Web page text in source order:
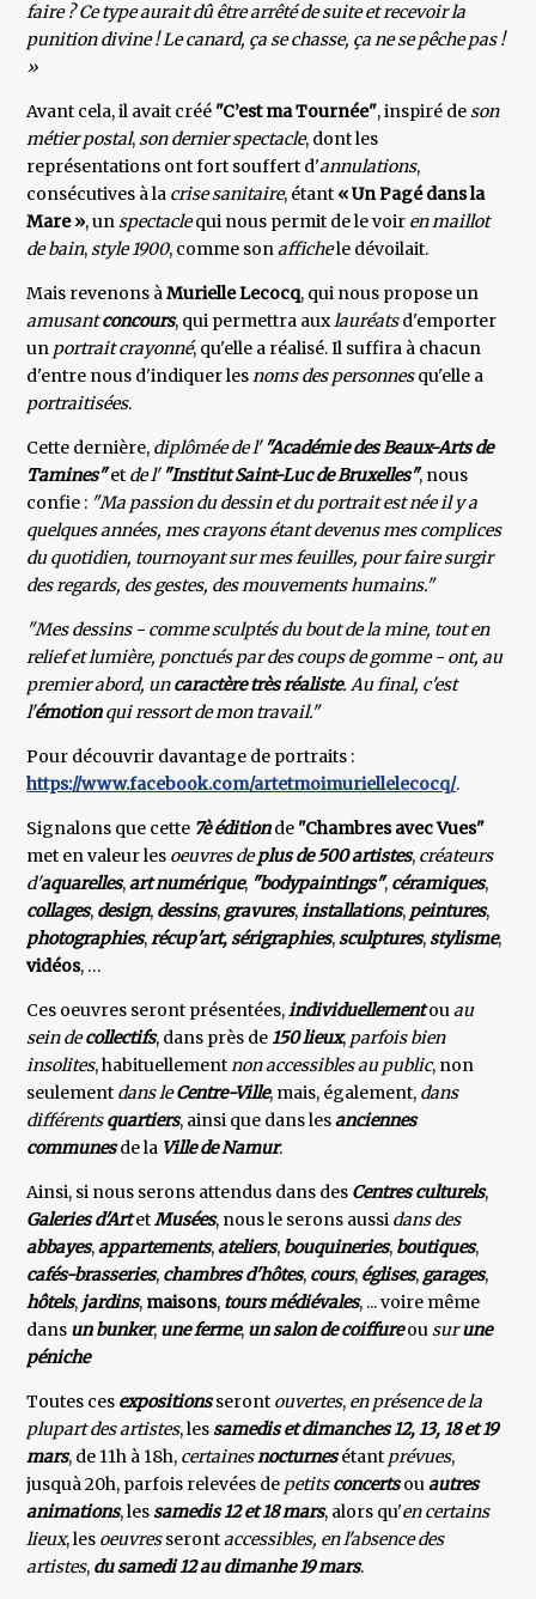
faire ? Ce type aurait dû être arrêté de suite et recevoir la
punition divine ! Le canard, ça se chasse, ça ne se pêche pas !
»
Avant cela, il avait créé "C’est ma Tournée", inspiré deson
métier postal,son dernier spectacle, dont les
représentations ont fort souffert d'annulations,
consécutives à la crise sanitaire, étant « Un Pagé dans la
Mare », unspectaclequi nous permit de le voir en maillot
de bain,style 1900, comme sonaffichele dévoilait.
Mais revenons àMurielle Lecocq, qui nous propose un
amusantconcours, qui permettra auxlauréatsd'emporter
un portrait crayonné, qu'elle a réalisé. Il suffira à chacun
d'entre nous d'indiquer lesnoms des personnesqu'elle a
portraitisées.
Cette dernière, diplômée de l'"Académie des Beaux-Arts de
Tamines"et de l' "Institut Saint-Luc de Bruxelles", nous
confie : "Ma passion du dessin et du portrait est née il y a
quelques années, mes crayons étant devenus mes complices
du quotidien, tournoyant sur mes feuilles, pour faire surgir
des regards, des gestes, des mouvements humains."
"Mes dessins - comme sculptés du bout de la mine, tout en
relief et lumière, ponctués par des coups de gomme - ont, au
premier abord, uncaractère très réaliste. Au final, c'est
l'émotionqui ressort de mon travail."
Pour découvrir davantage de portraits :
https://www.facebook.com/artetmoimuriellelecocq/.
Signalons que cette 7è éditionde "Chambres avec Vues"
met en valeur les oeuvres deplus de 500 artistes, créateurs
d'aquarelles,art numérique, "bodypaintings", céramiques,
collages, design, dessins, gravures,installations, peintures,
photographies,récup'art,sérigraphies,sculptures,stylisme,
vidéos, …
Ces oeuvres seront présentées,individuellementouau
sein decollectifs, dans près de 150 lieux, parfois bien
insolites, habituellementnon accessibles au public, non
seulement dans leCentre-Ville, mais, également, dans
différentsquartiers, ainsi que dans lesanciennes
communesde la Ville de Namur.
Ainsi, si nous serons attendus dans des Centres culturels,
Galeries d'ArtetMusées, nous le serons aussi dansdes
abbayes,appartements,ateliers, bouquineries, boutiques,
cafés-brasseries, chambres d'hôtes, cours, églises, garages,
hôtels, jardins, maisons, tours médiévales, ... voire même
dans un bunker, une ferme, un salon decoiffureousurune
péniche
Toutes ces expositionsseront ouvertes, en présence de la
plupart des artistes, lessamedis et dimanches 12, 13, 18 et 19
mars, de 11h à 18h, certainesnocturnesétant prévues,
jusquà 20h, parfois relevées de petitsconcertsouautres
animations, lessamedis 12 et 18 mars, alors qu'en certains
lieux, les oeuvresserontaccessibles, en l'absence des
artistes, du samedi 12 au dimanhe 19 mars.